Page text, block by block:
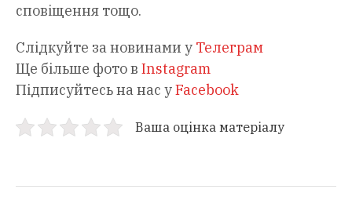
сповіщення тощо.
Слідкуйте за новинами у Телеграм
Ще більше фото в Instagram
Підписуйтесь на нас уFacebook
Ваша оцінка матеріалу